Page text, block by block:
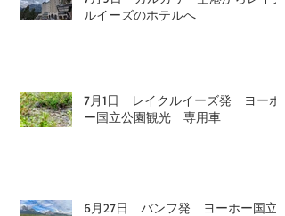
ルイーズのホテルへ
7月1日 レイクルイーズ発 ヨーホ
ー国立公園観光 専用車
6月27日 バンフ発 ヨーホー国立